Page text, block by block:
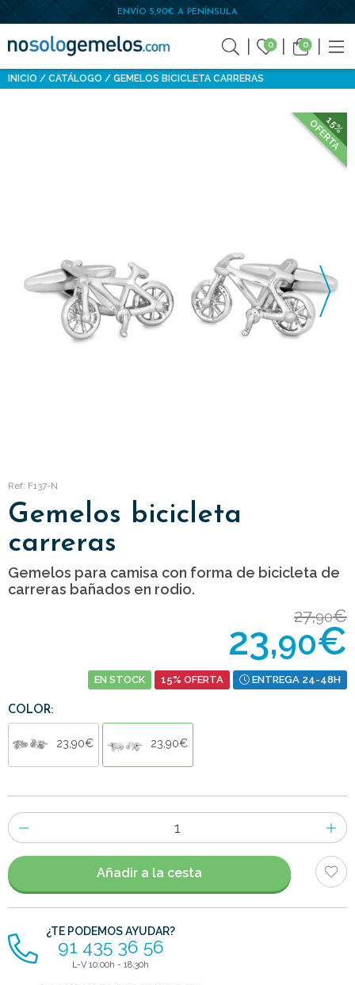
ENVÍO 5,90€ A PENÍNSULA
0 0
INICIO CATÁLOGO GEMELOS BICICLETA CARRERAS
15%
OFERTA
Ref: F137-N
Gemelos bicicleta
carreras
Gemelos para camisa con forma de bicicleta de
carreras bañados en rodio.
27,90€
23,90€
EN STOCK 15% OFERTA ENTREGA 24-48H
COLOR:
23,90€ 23,90€
Número
de
artículos
Añadir a la cesta
¿TE PODEMOS AYUDAR?
91 435 36 56
L-V 10:00h - 18:30h